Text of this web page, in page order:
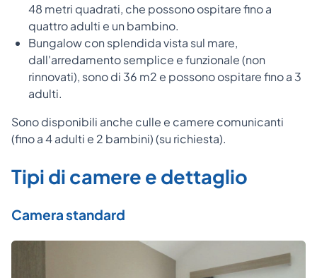
48 metri quadrati, che possono ospitare fino a
quattro adulti e un bambino.
Bungalow con splendida vista sul mare,
dall'arredamento semplice e funzionale (non
rinnovati), sono di 36 m2 e possono ospitare fino a 3
adulti.
Sono disponibili anche culle e camere comunicanti
(fino a 4 adulti e 2 bambini) (su richiesta).
Tipi di camere e dettaglio
Camera standard